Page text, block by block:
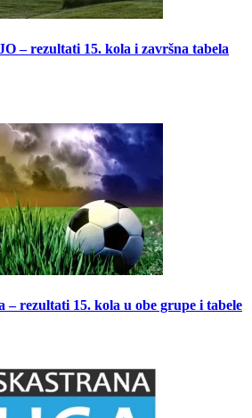
– rezultati 15. kola i završna tabela
– rezultati 15. kola u obe grupe i tabele